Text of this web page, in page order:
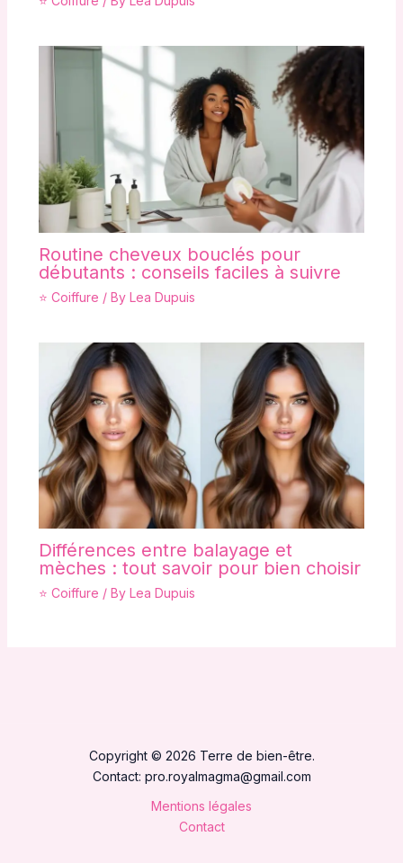
Routine cheveux bouclés pour
débutants : conseils faciles à suivre
⭐ Coiffure / By Lea Dupuis
Différences entre balayage et
mèches : tout savoir pour bien choisir
⭐ Coiffure / By Lea Dupuis
Copyright © 2026 Terre de bien-être.
Contact: pro.royalmagma@gmail.com
Mentions légales
Contact